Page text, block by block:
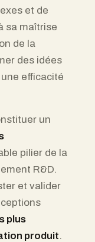
et de
sa maîtrise
de la
des idées
efficacité
un
pilier de la
R&D.
et valider
plus
produit.